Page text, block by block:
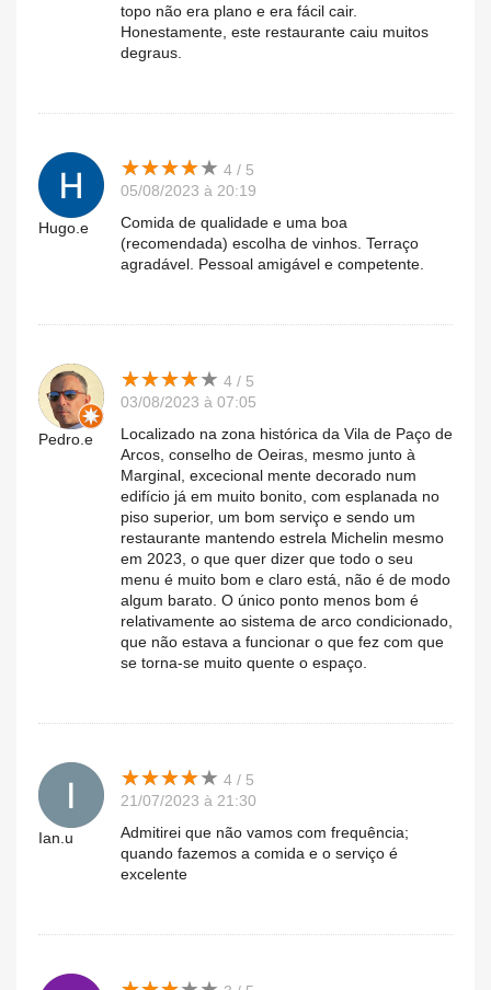
topo não era plano e era fácil cair.
Honestamente, este restaurante caiu muitos
degraus.
Hugo.e
★★★★★
★★★★★ 4 / 5
05/08/2023 à 20:19
Comida de qualidade e uma boa
(recomendada) escolha de vinhos. Terraço
agradável. Pessoal amigável e competente.
Pedro.e
★★★★★
★★★★★ 4 / 5
03/08/2023 à 07:05
Localizado na zona histórica da Vila de Paço de
Arcos, conselho de Oeiras, mesmo junto à
Marginal, excecional mente decorado num
edifício já em muito bonito, com esplanada no
piso superior, um bom serviço e sendo um
restaurante mantendo estrela Michelin mesmo
em 2023, o que quer dizer que todo o seu
menu é muito bom e claro está, não é de modo
algum barato. O único ponto menos bom é
relativamente ao sistema de arco condicionado,
que não estava a funcionar o que fez com que
se torna-se muito quente o espaço.
Ian.u
★★★★★
★★★★★ 4 / 5
21/07/2023 à 21:30
Admitirei que não vamos com frequência;
quando fazemos a comida e o serviço é
excelente